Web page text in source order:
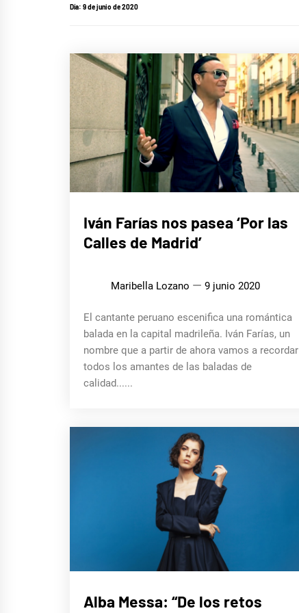
Día: 9 de junio de 2020
Iván Farías nos pasea ‘Por las
Calles de Madrid’
Maribella Lozano 9 junio 2020
El cantante peruano escenifica una romántica
balada en la capital madrileña. Iván Farías, un
nombre que a partir de ahora vamos a recordar
todos los amantes de las baladas de
calidad......
Alba Messa: “De los retos